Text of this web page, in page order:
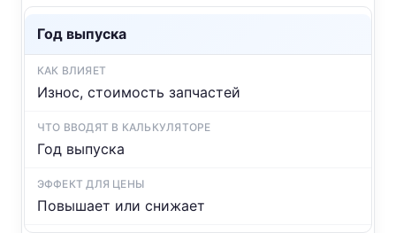
Год выпуска
Износ, стоимость запчастей
Год выпуска
Повышает или снижает